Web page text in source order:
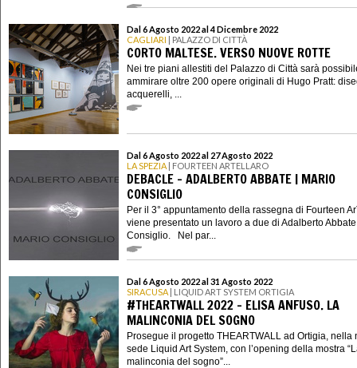
Dal 6 Agosto 2022 al 4 Dicembre 2022
CAGLIARI | PALAZZO DI CITTÀ
CORTO MALTESE. VERSO NUOVE ROTTE
Nei tre piani allestiti del Palazzo di Città sarà
ammirare oltre 200 opere originali di Hugo Pratt:
acquerelli, ...
Dal 6 Agosto 2022 al 27 Agosto 2022
LA SPEZIA | FOURTEEN ARTELLARO
DEBACLE - ADALBERTO ABBATE | MARIO
CONSIGLIO
Per il 3° appuntamento della rassegna di Fourteen
viene presentato un lavoro a due di Adalberto
Consiglio. Nel par...
Dal 6 Agosto 2022 al 31 Agosto 2022
SIRACUSA | LIQUID ART SYSTEM ORTIGIA
#THEARTWALL 2022 - ELISA ANFUSO. LA
MALINCONIA DEL SOGNO
Prosegue il progetto THEARTWALL ad Ortigia, nella
sede Liquid Art System, con l’opening della mostra
malinconia del sogno”...